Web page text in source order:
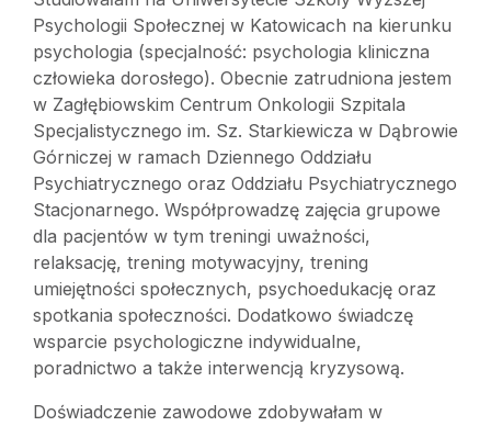
Psychologii Społecznej w Katowicach na kierunku
psychologia (specjalność: psychologia kliniczna
człowieka dorosłego). Obecnie zatrudniona jestem
w Zagłębiowskim Centrum Onkologii Szpitala
Specjalistycznego im. Sz. Starkiewicza w Dąbrowie
Górniczej w ramach Dziennego Oddziału
Psychiatrycznego oraz Oddziału Psychiatrycznego
Stacjonarnego. Współprowadzę zajęcia grupowe
dla pacjentów w tym treningi uważności,
relaksację, trening motywacyjny, trening
umiejętności społecznych, psychoedukację oraz
spotkania społeczności. Dodatkowo świadczę
wsparcie psychologiczne indywidualne,
poradnictwo a także interwencją kryzysową.
Doświadczenie zawodowe zdobywałam w